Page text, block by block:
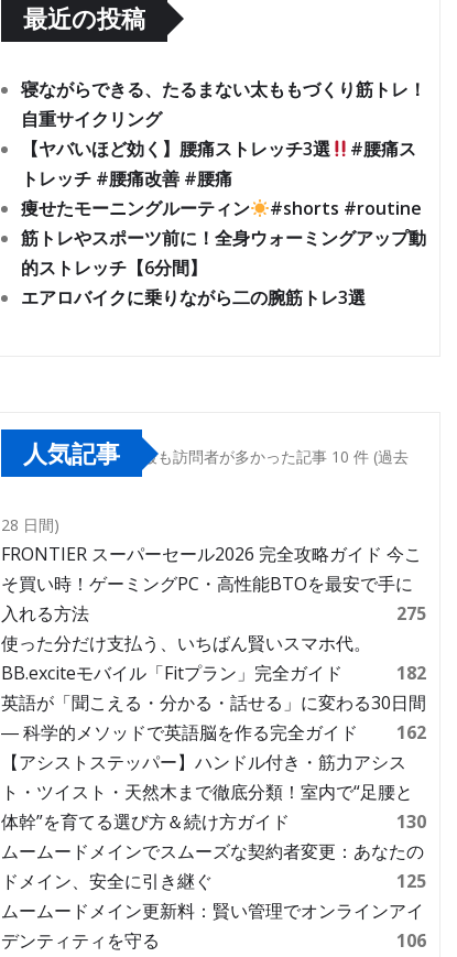
最近の投稿
寝ながらできる、たるまない太ももづくり筋トレ！
自重サイクリング
【ヤバいほど効く】腰痛ストレッチ3選
#腰痛ス
トレッチ #腰痛改善 #腰痛
痩せたモーニングルーティン
#shorts #routine
筋トレやスポーツ前に！全身ウォーミングアップ動
的ストレッチ【6分間】
エアロバイクに乗りながら二の腕筋トレ3選
人気記事 最も訪問者が多かった記事 10 件 (過去
28 日間)
FRONTIER スーパーセール2026 完全攻略ガイド 今こ
そ買い時！ゲーミングPC・高性能BTOを最安で手に
入れる方法
275
使った分だけ支払う、いちばん賢いスマホ代。
BB.exciteモバイル「Fitプラン」完全ガイド
182
英語が「聞こえる・分かる・話せる」に変わる30日間
― 科学的メソッドで英語脳を作る完全ガイド
162
【アシストステッパー】ハンドル付き・筋力アシス
ト・ツイスト・天然木まで徹底分類！室内で“足腰と
体幹”を育てる選び方＆続け方ガイド
130
ムームードメインでスムーズな契約者変更：あなたの
ドメイン、安全に引き継ぐ
125
ムームードメイン更新料：賢い管理でオンラインアイ
デンティティを守る
106